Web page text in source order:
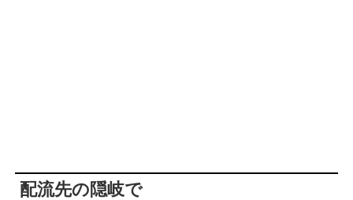
配流先の隠岐で